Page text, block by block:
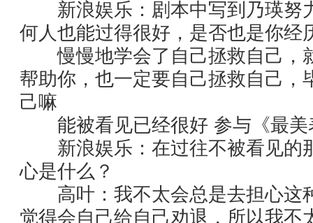
新浪娱乐：剧本中写到乃瑛努
何人也能过得很好，是否也是你经
慢慢地学会了自己拯救自己，
帮助你，也一定要自己拯救自己，
己嘛
能被看见已经很好 参与《最美
新浪娱乐：在过往不被看见的
心是什么？
高叶：我不太会总是去担心这
觉得会自己给自己劝退，所以我不